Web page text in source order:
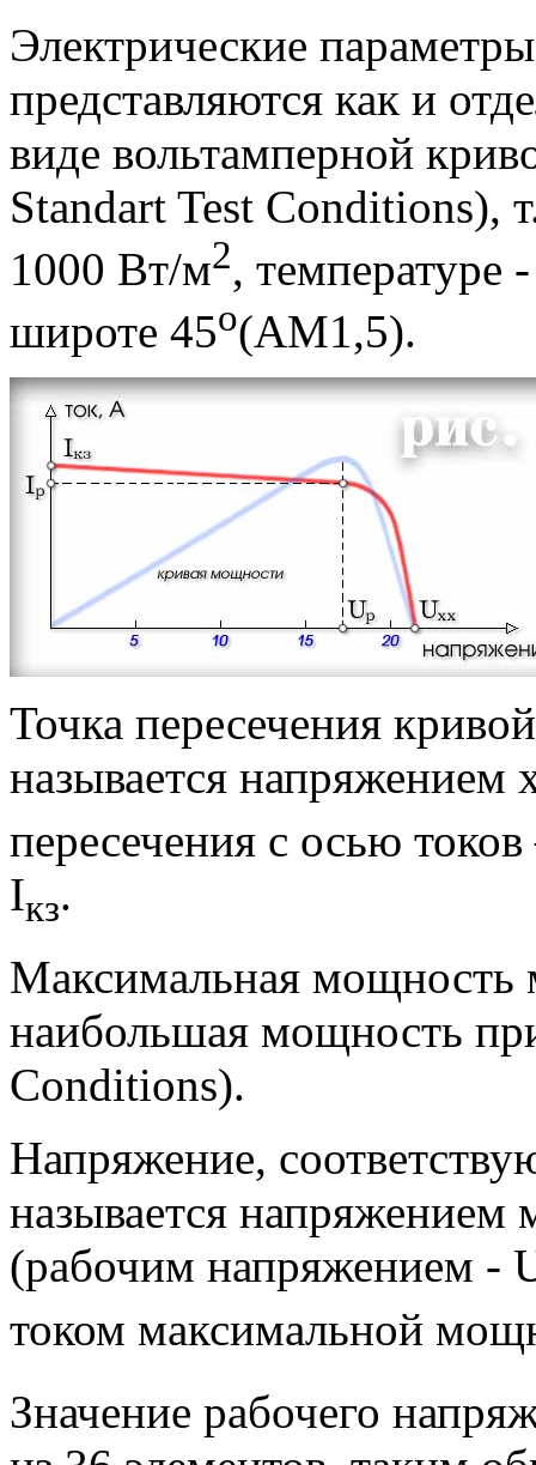
Электрические
представляются как и
виде вольтамперной
Standart Test Conditions),
1000 Вт/м2, температуре
широте 45о(АМ1,5).
Точка пересечения
называется напряжением
пересечения с осью
Iкз.
Максимальная мощность
наибольшая мощность
Conditions).
Напряжение,
называется
(рабочим напряжением -
током максимальной
Значение рабочего